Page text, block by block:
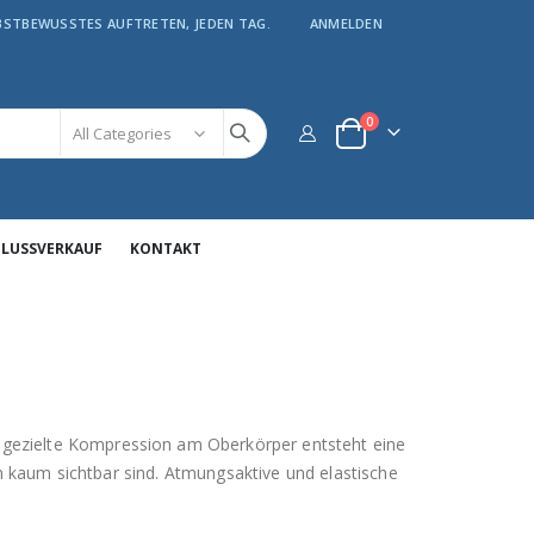
AUFTRETEN, JEDEN TAG. ANMELDEN
Warenkorb
0Artikel
KONTAKT
Kompression am Oberkörper entsteht eine
sichtbar sind. Atmungsaktive und elastische